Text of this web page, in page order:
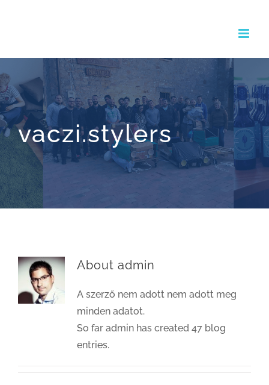
vaczi.stylers
About admin
A szerző nem adott nem adott meg
minden adatot.
So far admin has created 47 blog
entries.